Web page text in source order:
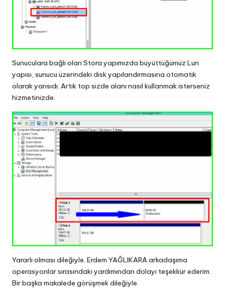
Sunuculara bağlı olan Stora yapımızda büyüttüğümüz Lun
yapısı, sunucu üzerindeki disk yapılandırmasına otomatik
olarak yansıdı. Artık top sizde alanı nasıl kullanmak isterseniz
hizmetinizde.
Yararlı olması dileğiyle. Erdem YAĞLIKARA arkadaşıma
operasyonlar sırasındaki yardımından dolayı teşekkür ederim.
Bir başka makalede görüşmek dileğiyle.